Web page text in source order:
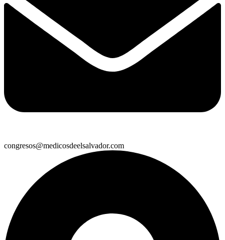
congresos@medicosdeelsalvador.com